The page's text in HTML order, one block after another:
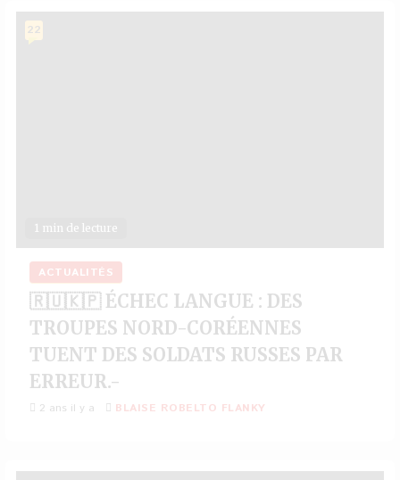
1 min de lecture
22
ACTUALITÉS
🇷🇺🇰🇵 ÉCHEC LANGUE : DES
TROUPES NORD-CORÉENNES
TUENT DES SOLDATS RUSSES PAR
ERREUR.-
2 ans il y a BLAISE ROBELTO FLANKY